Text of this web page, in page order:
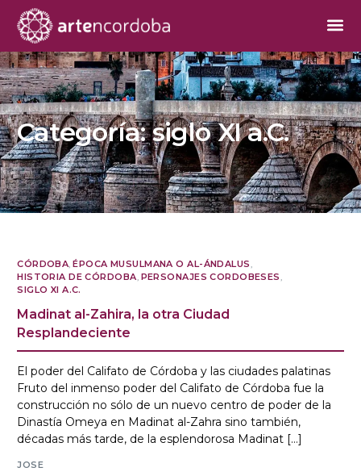
Categoría:siglo XI a.C.
CÓRDOBA ,ÉPOCA MUSULMANA O AL-ÁNDALUS
HISTORIA DE CÓRDOBA PERSONAJES CORDOBESES
SIGLO XI A.C.
Madinat al-Zahira, la otra Ciudad
Resplandeciente
El poder del Califato de Córdoba y las ciudades palatinas
Fruto del inmenso poder del Califato de Córdoba fue la
construcción no sólo de un nuevo centro de poder de la
Dinastía Omeya en Madinat al-Zahra sino también,
décadas más tarde, de la esplendorosa Madinat […]
JOSE